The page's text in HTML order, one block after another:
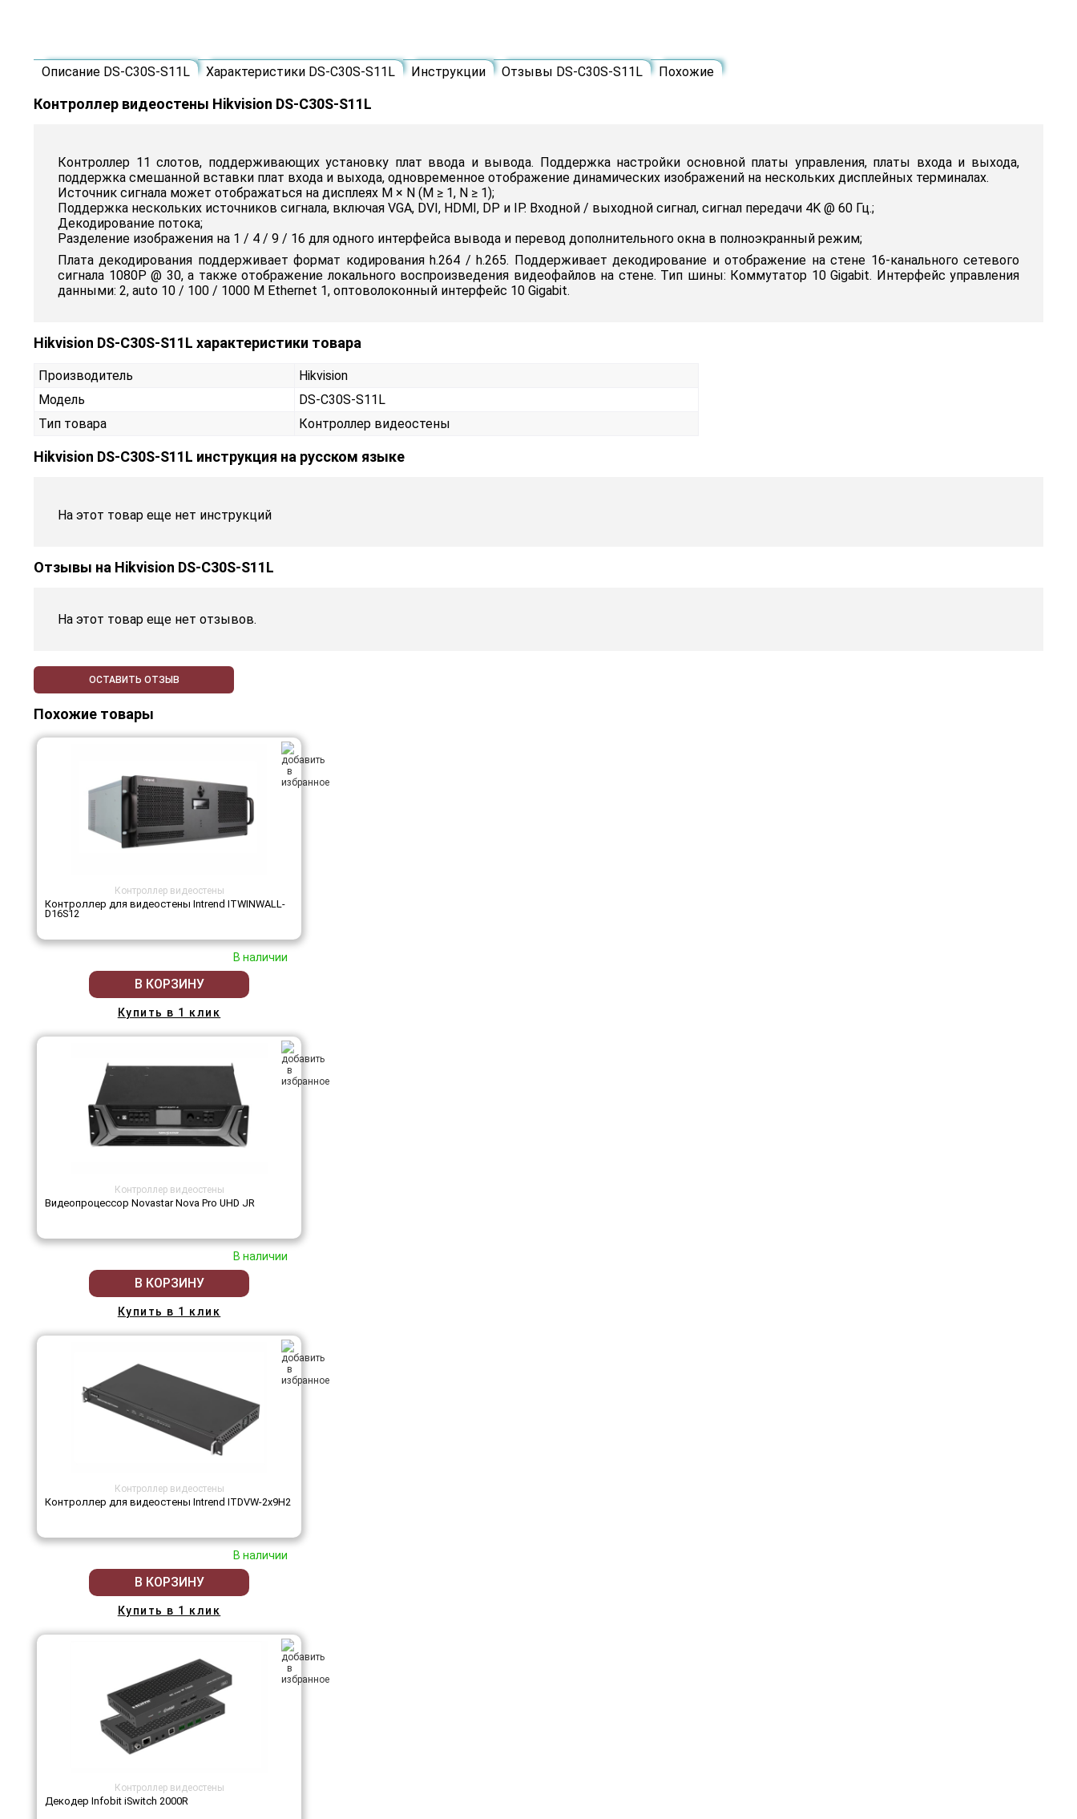
Описание DS-C30S-S11L Характеристики DS-C30S-S11L Инструкции Отзывы DS-C30S-S11L Похожие
Контроллер видеостены Hikvision DS-C30S-S11L
Контроллер 11 слотов, поддерживающих установку плат ввода и вывода. Поддержка настройки основной платы управления, платы входа и выхода,
поддержка смешанной вставки плат входа и выхода, одновременное отображение динамических изображений на нескольких дисплейных терминалах.
Источник сигнала может отображаться на дисплеях M × N (M ≥ 1, N ≥ 1);
Поддержка нескольких источников сигнала, включая VGA, DVI, HDMI, DP и IP. Входной / выходной сигнал, сигнал передачи 4K @ 60 Гц.;
Декодирование потока;
Разделение изображения на 1 / 4 / 9 / 16 для одного интерфейса вывода и перевод дополнительного окна в полноэкранный режим;
Плата декодирования поддерживает формат кодирования h.264 / h.265. Поддерживает декодирование и отображение на стене 16-канального сетевого
сигнала 1080P @ 30, а также отображение локального воспроизведения видеофайлов на стене. Тип шины: Коммутатор 10 Gigabit. Интерфейс управления
данными: 2, auto 10 / 100 / 1000 М Ethernet 1, оптоволоконный интерфейс 10 Gigabit.
Hikvision DS-C30S-S11L характеристики товара
Производитель
Hikvision
Модель
DS-C30S-S11L
Тип товара
Контроллер видеостены
Hikvision DS-C30S-S11L инструкция на русском языке
На этот товар еще нет инструкций
Отзывы на Hikvision DS-C30S-S11L
На этот товар еще нет отзывов.
ОСТАВИТЬ ОТЗЫВ
Похожие товары
Контроллер видеостены
Контроллер для видеостены Intrend ITWINWALL-
D16S12
В наличии
В КОРЗИНУ
Купить в 1 клик
Контроллер видеостены
Видеопроцессор Novastar Nova Pro UHD JR
В наличии
В КОРЗИНУ
Купить в 1 клик
Контроллер видеостены
Контроллер для видеостены Intrend ITDVW-2x9H2
В наличии
В КОРЗИНУ
Купить в 1 клик
Контроллер видеостены
Декодер Infobit iSwitch 2000R